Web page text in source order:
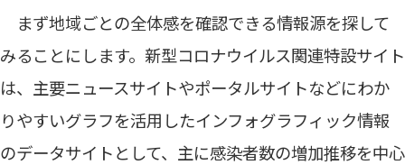
まず地域ごとの全体感を確認できる情報源を探して
みることにします。新型コロナウイルス関連特設サイト
は、主要ニュースサイトやポータルサイトなどにわか
りやすいグラフを活用したインフォグラフィック情報
のデータサイトとして、主に感染者数の増加推移を中心